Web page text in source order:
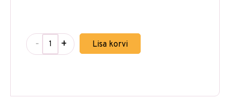
- + Lisa korvi